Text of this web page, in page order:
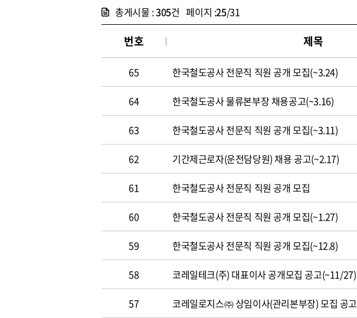
총게시물 :305건 페이지 :25/31
번호 제목
65 한국철도공사 전문직 직원 공개 모집(~3.24)
64 한국철도공사 물류본부장 채용공고(~3.16)
63 한국철도공사 전문직 직원 공개 모집(~3.11)
62 기간제근로자(운전담당원) 채용 공고(~2.17)
61 한국철도공사 전문직 직원 공개 모집
60 한국철도공사 전문직 직원 공개 모집(~1.27)
59 한국철도공사 전문직 직원 공개 모집(~12.8)
58 코레일테크(주) 대표이사 공개모집 공고(~11/27)
57 코레일로지스㈜ 상임이사(관리본부장) 모집 공고